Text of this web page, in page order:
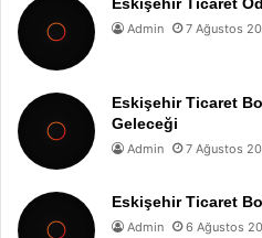
Admin 7 Ağustos
Eskişehir Ticaret
Geleceği
Admin 7 Ağustos
Eskişehir Ticaret
Admin 6 Ağustos